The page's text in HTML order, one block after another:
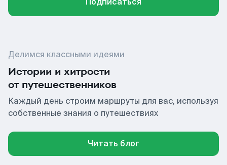
Делимся классными идеями
Истории и хитрости
от путешественников
Каждый день строим маршруты для вас, используя
собственные знания о путешествиях
Читать блог